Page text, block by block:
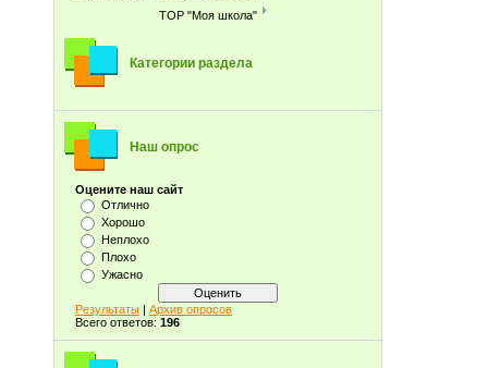
ТОР "Моя школа"
Категории раздела
Наш опрос
Оцените наш сайт
Отлично
Хорошо
Неплохо
Плохо
Ужасно
Результаты | Архив опросов
Всего ответов: 196